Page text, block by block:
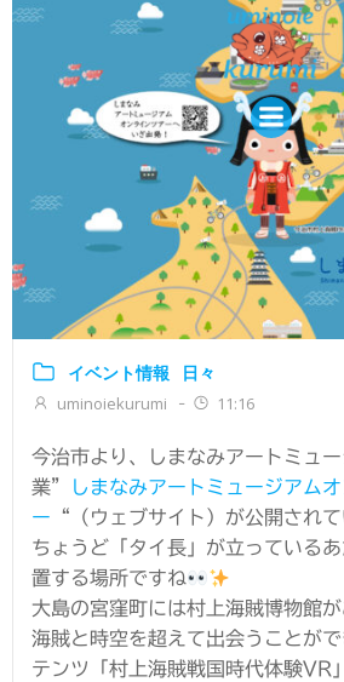
コ
ン
テ
ン
ツ
へ
ス
キ
ッ
プ
イベント情報 日々
uminoiekurumi - 11:16
今治市より、しまなみアートミュ
業”
しまなみアートミュージアム
ー “（ウェブサイト）が公開されて
ちょうど「タイ長」が立っている
置する場所ですね
大島の宮窪町には村上海賊博物館
海賊と時空を超えて出会うことが
テンツ「村上海賊戦国時代体験VR